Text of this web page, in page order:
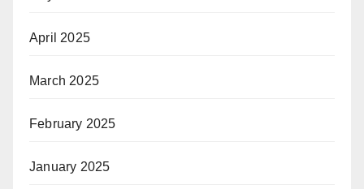
April 2025
March 2025
February 2025
January 2025